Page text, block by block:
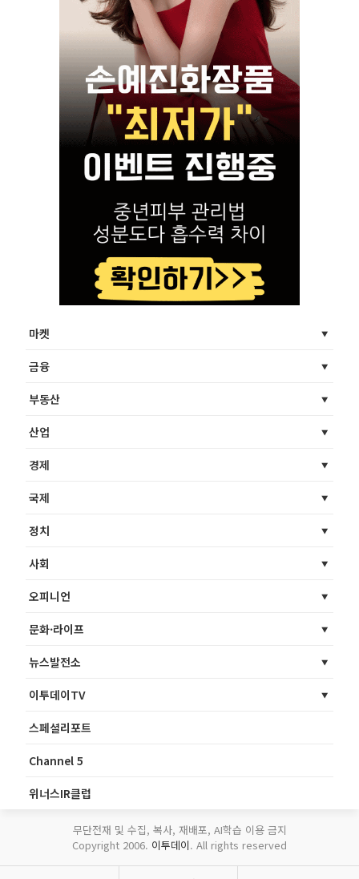
마켓
금융
부동산
산업
경제
국제
정치
사회
오피니언
문화·라이프
뉴스발전소
이투데이TV
스페셜리포트
Channel 5
위너스IR클럽
무단전재 및 수집, 복사, 재배포, AI학습 이용 금지
Copyright 2006. 이투데이. All rights reserved